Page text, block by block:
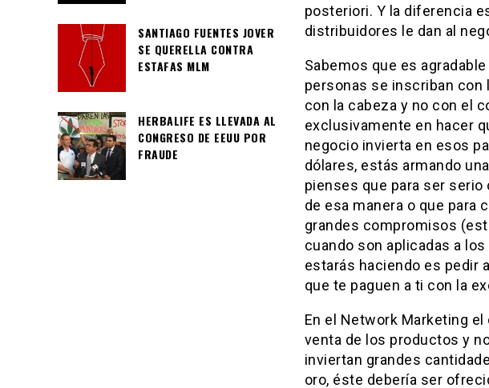
posteriori. Y la diferencia
distribuidores le dan al
Sabemos que es
personas se inscriban con
con la cabeza y no con el
exclusivamente en hacer
negocio invierta en esos
dólares, estás armando
pienses que para ser
de esa manera o que para
grandes compromisos
cuando son aplicadas a
estarás haciendo es pedir
que te paguen a ti con la
En el Network Marketing
venta de los productos y
inviertan grandes
oro, éste debería ser
SANTIAGO FUENTES JOVER
SE QUERELLA CONTRA
ESTAFAS MLM
HERBALIFE ES LLEVADA AL
CONGRESO DE EEUU POR
FRAUDE